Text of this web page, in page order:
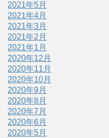
2021年5月
2021年4月
2021年3月
2021年2月
2021年1月
2020年12月
2020年11月
2020年10月
2020年9月
2020年8月
2020年7月
2020年6月
2020年5月